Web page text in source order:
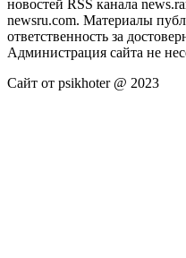
новостей RSS канала
newsru.com. Материалы
ответственность за
Администрация сайта не
Сайт от psikhoter @ 2023